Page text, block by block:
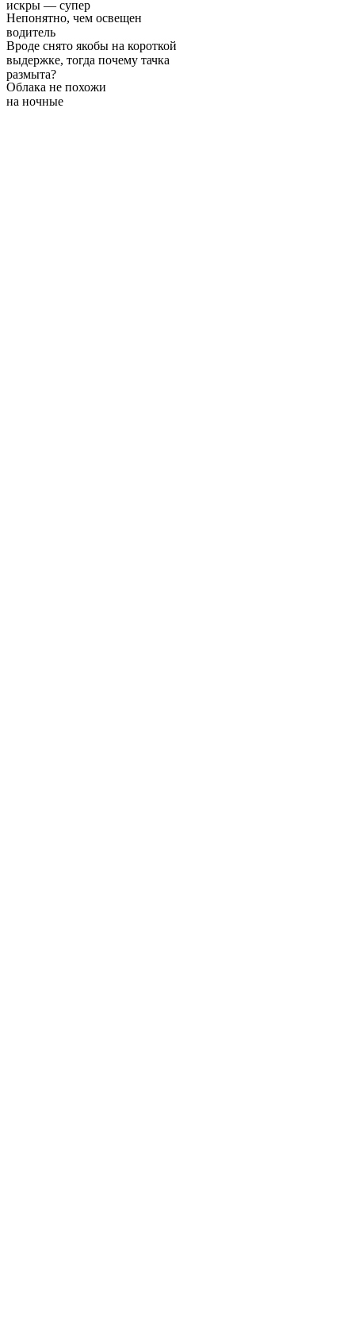
искры — супер
Непонятно, чем освещен
водитель
Вроде снято якобы на короткой
выдержке, тогда почему тачка
размыта?
Облака не похожи
на ночные